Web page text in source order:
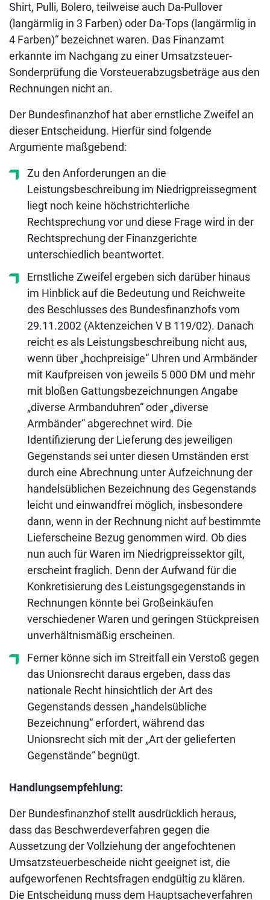
Shirt, Pulli, Bolero, teilweise auch Da-Pullover
(langärmlig in 3 Farben) oder Da-Tops (langärmlig in
4 Farben)“ bezeichnet waren. Das Finanzamt
erkannte im Nachgang zu einer Umsatzsteuer-
Sonderprüfung die Vorsteuerabzugsbeträge aus den
Rechnungen nicht an.
Der Bundesfinanzhof hat aber ernstliche Zweifel an
dieser Entscheidung. Hierfür sind folgende
Argumente maßgebend:
Zu den Anforderungen an die
Leistungsbeschreibung im Niedrigpreissegment
liegt noch keine höchstrichterliche
Rechtsprechung vor und diese Frage wird in der
Rechtsprechung der Finanzgerichte
unterschiedlich beantwortet.
Ernstliche Zweifel ergeben sich darüber hinaus
im Hinblick auf die Bedeutung und Reichweite
des Beschlusses des Bundesfinanzhofs vom
29.11.2002 (Aktenzeichen V B 119/02). Danach
reicht es als Leistungsbeschreibung nicht aus,
wenn über „hochpreisige“ Uhren und Armbänder
mit Kaufpreisen von jeweils 5 000 DM und mehr
mit bloßen Gattungsbezeichnungen Angabe
„diverse Armbanduhren“ oder „diverse
Armbänder“ abgerechnet wird. Die
Identifizierung der Lieferung des jeweiligen
Gegenstands sei unter diesen Umständen erst
durch eine Abrechnung unter Aufzeichnung der
handelsüblichen Bezeichnung des Gegenstands
leicht und einwandfrei möglich, insbesondere
dann, wenn in der Rechnung nicht auf bestimmte
Lieferscheine Bezug genommen wird. Ob dies
nun auch für Waren im Niedrigpreissektor gilt,
erscheint fraglich. Denn der Aufwand für die
Konkretisierung des Leistungsgegenstands in
Rechnungen könnte bei Großeinkäufen
verschiedener Waren und geringen Stückpreisen
unverhältnismäßig erscheinen.
Ferner könne sich im Streitfall ein Verstoß gegen
das Unionsrecht daraus ergeben, dass das
nationale Recht hinsichtlich der Art des
Gegenstands dessen „handelsübliche
Bezeichnung“ erfordert, während das
Unionsrecht sich mit der „Art der gelieferten
Gegenstände“ begnügt.
Handlungsempfehlung:
Der Bundesfinanzhof stellt ausdrücklich heraus,
dass das Beschwerdeverfahren gegen die
Aussetzung der Vollziehung der angefochtenen
Umsatzsteuerbescheide nicht geeignet ist, die
aufgeworfenen Rechtsfragen endgültig zu klären.
Die Entscheidung muss dem Hauptsacheverfahren